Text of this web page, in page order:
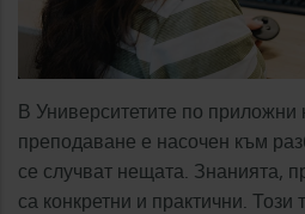
В Университетите по приложни
преподаване е насочен към
се случват нещата. Знанията,
са конкретни и практични. Този